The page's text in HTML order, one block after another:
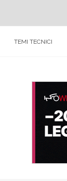
TEMI TECNICI